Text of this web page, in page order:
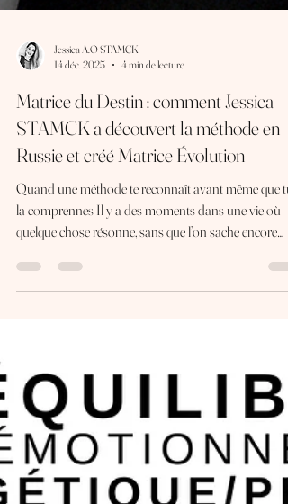
14 déc. 2025
4 min de lecture
Matrice du Destin : comment Jessica
STAMCK a découvert la méthode en
Russie et créé Matrice Évolution
Quand une méthode te reconnaît avant même que tu
la comprennes Il y a des moments dans une vie où
quelque chose résonne, sans que l’on sache encore
pourquoi. Ce n’est pas mental. Ce n’est pas rationnel.
profondeur.Je savais seulement une chose : ça
résonnait profondément . Pas comme une découverte
extérieure, mais comme une rec